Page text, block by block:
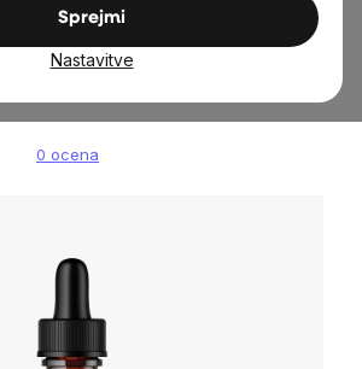
Sprejmi
Nastavitve
in prehrana
tinktura divjega
0 ocena